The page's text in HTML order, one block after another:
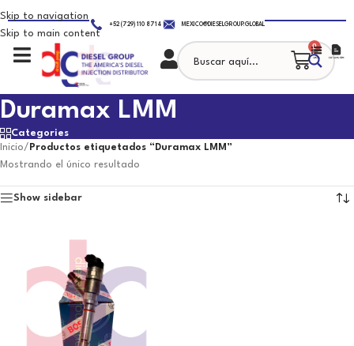
Skip to navigation
Skip to main content
+52 (729) 110 8714 MEXICO@DIESELGROUP.GLOBAL
0
Duramax LMM
Categories
Inicio/ Productos etiquetados “Duramax LMM”
Mostrando el único resultado
Show sidebar